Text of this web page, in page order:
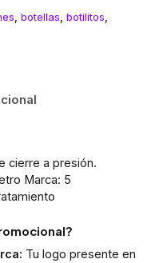
botellas botilitos
cierre a presión.
Marca: 5
Tu logo presente en